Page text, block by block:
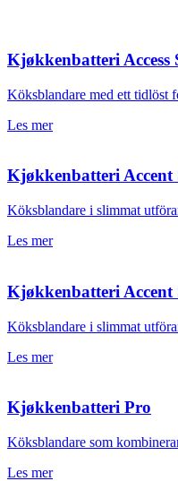
Kjøkkenbatteri Access
Köksblandare med ett tidlöst
Les mer
Kjøkkenbatteri Accent
Köksblandare i slimmat
Les mer
Kjøkkenbatteri Accent
Köksblandare i slimmat
Les mer
Kjøkkenbatteri Pro
Köksblandare som
Les mer